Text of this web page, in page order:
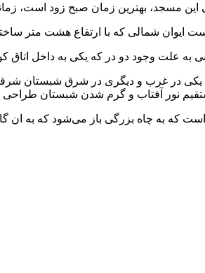
این مسجد، بهترین زمان صبح زود است،
ایوان شمالی که با ارتفاع هشت متر
علت وجود دو در که یکی به داخل اتاق
یکی در غرب و دیگری در شرق شبستان
نور آفتاب و گرم شدن شبستان
که به چاه بزرگی باز می‌شود که به ان